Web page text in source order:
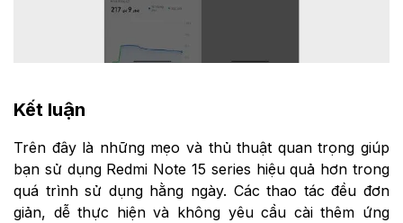
Kết luận
Trên đây là những mẹo và thủ thuật quan trọng giúp
bạn sử dụng Redmi Note 15 series hiệu quả hơn trong
quá trình sử dụng hằng ngày. Các thao tác đều đơn
giản, dễ thực hiện và không yêu cầu cài thêm ứng